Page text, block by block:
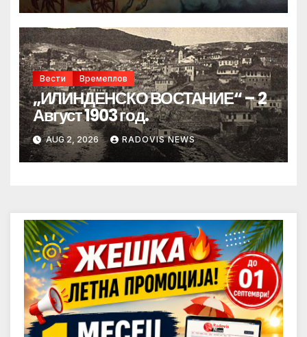
Вести Времеплов
„ИЛИНДЕНСКО ВОСТАНИЕ“ – 2
Август 1903 год.
AUG 2, 2026 RADOVIS NEWS